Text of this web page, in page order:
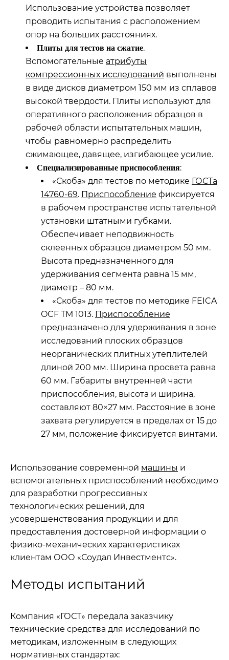
Использование устройства позволяет
проводить испытания с расположением
опор на больших расстояниях.
Плиты для тестов на сжатие.
Вспомогательные атрибуты
компрессионных исследований выполнены
в виде дисков диаметром 150 мм из сплавов
высокой твердости. Плиты используют для
оперативного расположения образцов в
рабочей области испытательных машин,
чтобы равномерно распределить
сжимающее, давящее, изгибающее усилие.
Специализированные приспособления:
«Скоба» для тестов по методике ГОСТа
14760-69. Приспособление фиксируется
в рабочем пространстве испытательной
установки штатными губками.
Обеспечивает неподвижность
склеенных образцов диаметром 50 мм.
Высота предназначенного для
удерживания сегмента равна 15 мм,
диаметр – 80 мм.
«Скоба» для тестов по методике FEICA
OCF ТМ 1013. Приспособление
предназначено для удерживания в зоне
исследований плоских образцов
неорганических плитных утеплителей
длиной 200 мм. Ширина просвета равна
60 мм. Габариты внутренней части
приспособления, высота и ширина,
составляют 80×27 мм. Расстояние в зоне
захвата регулируется в пределах от 15 до
27 мм, положение фиксируется винтами.
Использование современной машины и
вспомогательных приспособлений необходимо
для разработки прогрессивных
технологических решений, для
усовершенствования продукции и для
предоставления достоверной информации о
физико-механических характеристиках
клиентам ООО «Соудал Инвестментс».
Методы испытаний
Компания «ГОСТ» передала заказчику
технические средства для исследований по
методикам, изложенным в следующих
нормативных стандартах: